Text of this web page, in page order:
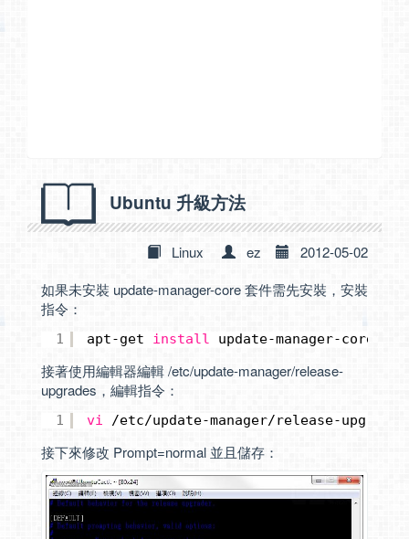
Ubuntu 升級方法
Linux ez
2012-05-02
如果未安裝 update-manager-core 套件需先安裝，安裝
指令：
1 apt-get install update-manager-core
接著使用編輯器編輯 /etc/update-manager/release-
upgrades，編輯指令：
1 vi /etc/update-manager/release-upgrades
接下來修改 Prompt=normal 並且儲存：